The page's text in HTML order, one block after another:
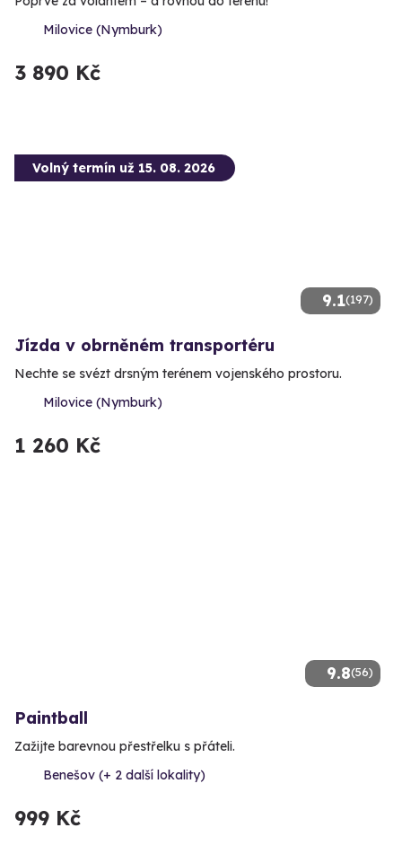
Milovice (Nymburk)
3 890 Kč
9.1(197)
Volný termín už 15. 08. 2026
Jízda v obrněném transportéru
Nechte se svézt drsným terénem vojenského prostoru.
Milovice (Nymburk)
1 260 Kč
9.8(56)
Paintball
Zažijte barevnou přestřelku s přáteli.
Benešov (+ 2 další lokality)
999 Kč